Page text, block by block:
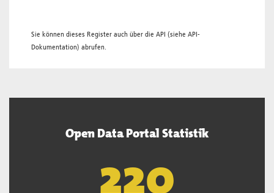
Sie können dieses Register auch über die API (siehe API-
Dokumentation) abrufen.
Open Data Portal Statistik
222